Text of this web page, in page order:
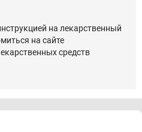
на лекарственный
на сайте
средств